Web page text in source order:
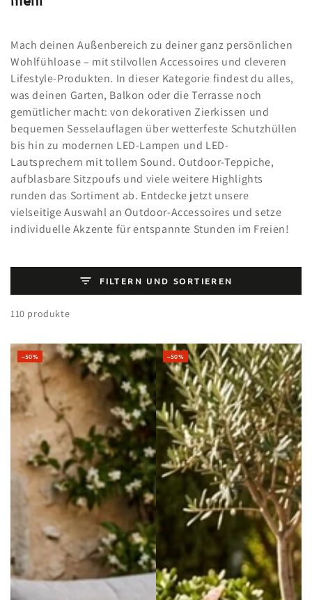
Mach deinen Außenbereich zu deiner ganz persönlichen
Wohlfühloase – mit stilvollen Accessoires und cleveren
Lifestyle-Produkten. In dieser Kategorie findest du alles,
was deinen Garten, Balkon oder die Terrasse noch
gemütlicher macht: von dekorativen Zierkissen und
bequemen Sesselauflagen über wetterfeste Schutzhüllen
bis hin zu modernen LED-Lampen und LED-
Lautsprechern mit tollem Sound. Outdoor-Teppiche,
aufblasbare Sitzpoufs und viele weitere Highlights
runden das Sortiment ab. Entdecke jetzt unsere
vielseitige Auswahl an Outdoor-Accessoires und setze
individuelle Akzente für entspannte Stunden im Freien!
FILTERN UND SORTIEREN
110 produkte
–50% –50%